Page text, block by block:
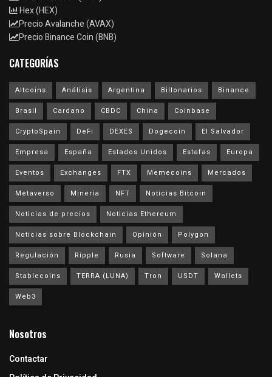
Hex (HEX)
Precio Avalanche (AVAX)
Precio Binance Coin (BNB)
CATEGORÍAS
Altcoins Análisis Argentina Billonarios
Binance
Brasil
Cardano CBDC China
Coinbase
CryptoSpain
DeFi DEXES Dogecoin
El Salvador
Empresa
España Estados Unidos Estafas
Europa
Eventos
Exchanges FTX Memecoins
Mercados
Metaverso
Minería NFT
Noticias Bitcoin
Noticias de precios
Noticias Ethereum
Noticias sobre Blockchain
Opinión
Polygon
Regulación
Ripple Rusia Software
Solana
Stablecoins
TERRA (LUNA) Tron USDT
Wallets
Web3
Nosotros
Contactar